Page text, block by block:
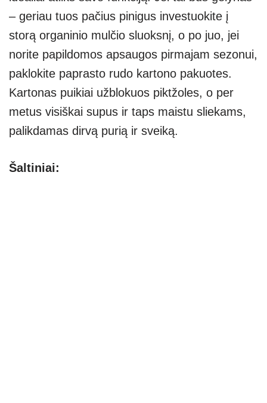
– geriau tuos pačius pinigus investuokite į
storą organinio mulčio sluoksnį, o po juo, jei
norite papildomos apsaugos pirmajam sezonui,
paklokite paprasto rudo kartono pakuotes.
Kartonas puikiai užblokuos piktžoles, o per
metus visiškai supus ir taps maistu sliekams,
palikdamas dirvą purią ir sveiką.
Šaltiniai: